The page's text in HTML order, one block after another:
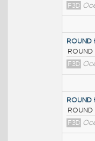
F3D